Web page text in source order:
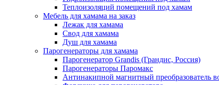
Теплоизоляций помещений под хамам
Мебель для хамама на заказ
Лежак для хамама
Свод для хамама
Душ для хамама
Парогенераторы для хамама
Парогенератор Grandis (Грандис, Россия)
Парогенераторы Паромакс
Антинакипной магнитный преобразователь